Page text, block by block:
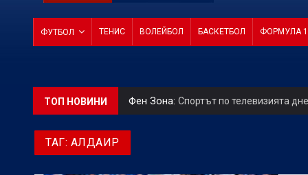
ФУТБОЛ ТЕНИС ВОЛЕЙБОЛ БАСКЕТБОЛ ФОРМУЛА 1
ТОП НОВИНИ Фен Зона: Спортът по телевизията
БГ Футбол:
Betvam на световно ниво:
ТАГ: АЛДАИР